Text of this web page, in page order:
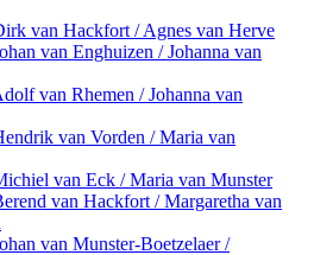
van Hackfort / Agnes van Herve
van Enghuizen / Johanna van
van Rhemen / Johanna van
van Vorden / Maria van
van Eck / Maria van Munster
van Hackfort / Margaretha van
van Munster-Boetzelaer /